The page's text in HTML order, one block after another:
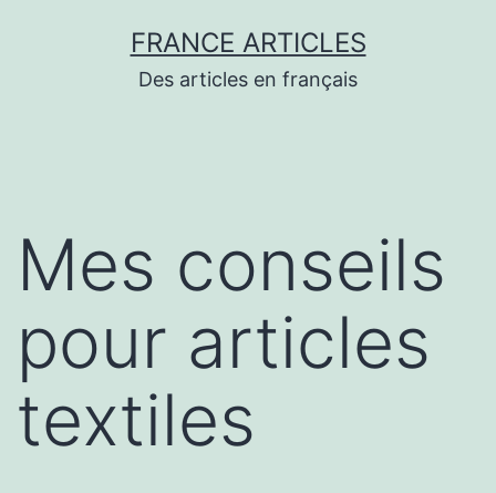
FRANCE ARTICLES
Des articles en français
Mes conseils
pour articles
textiles